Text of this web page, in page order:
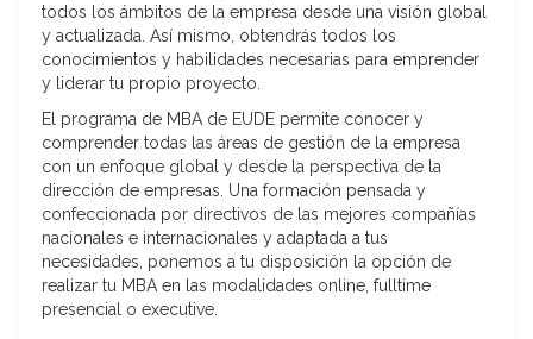
todos los ámbitos de la empresa desde una visión global
y actualizada. Así mismo, obtendrás todos los
conocimientos y habilidades necesarias para emprender
y liderar tu propio proyecto.
El programa de MBA de EUDE permite conocer y
comprender todas las áreas de gestión de la empresa
con un enfoque global y desde la perspectiva de la
dirección de empresas. Una formación pensada y
confeccionada por directivos de las mejores compañías
nacionales e internacionales y adaptada a tus
necesidades, ponemos a tu disposición la opción de
realizar tu MBA en las modalidades online, fulltime
presencial o executive.